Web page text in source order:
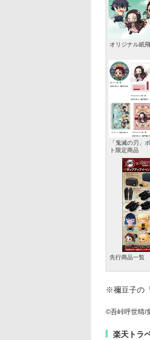
オリジナル紙
「鬼滅の刃」
ト限定商品
先行商品一覧
※禰豆子の
©吾峠呼世晴/
楽天トラ